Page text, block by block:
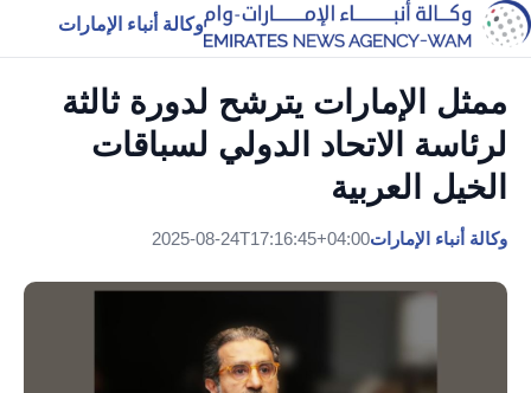
وكالة أنباء الإمارات
ممثل الإمارات يترشح لدورة ثالثة
لرئاسة الاتحاد الدولي لسباقات
الخيل العربية
وكالة أنباء الإمارات2025-08-24T17:16:45+04:00